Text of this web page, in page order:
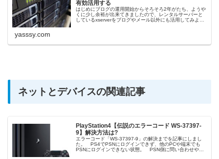
有効活用する
はじめにブログの運用開始からそろそろ2年がたち、ようや
くに少し余裕が出来てきましたので、レンタルサーバーと
しているxserverをブログやメール以外にも活用してみよう
yasssy.com
ネットとデバイスの関連記事
PlayStation4【伝説のエラーコード WS-37397-
9】解決方法は?
エラーコード「WS-37397-9」の解決までを記事にしまし
た。 PS4でPSNにログインできず、他のPCや端末でも
PSNにログインできない状態。 PSN側に問い合わせや、